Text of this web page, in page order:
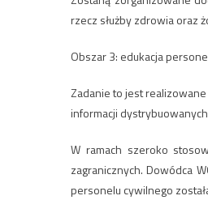
rzecz służby zdrowia oraz
Obszar 3: edukacja
Zadanie to jest
informacji
W ramach szeroko
zagranicznych. Dowódca
personelu cywilnego